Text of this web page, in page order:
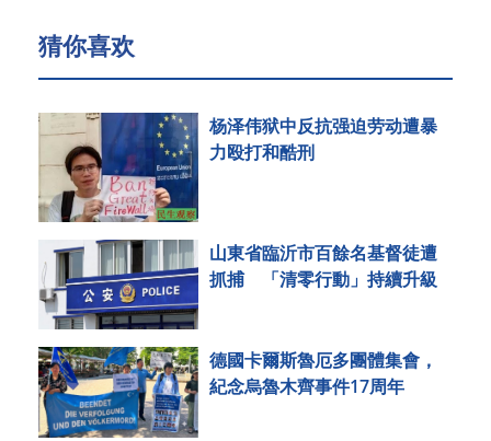
猜你喜欢
杨泽伟狱中反抗强迫劳动遭暴
力殴打和酷刑
山東省臨沂市百餘名基督徒遭
抓捕 「清零行動」持續升級
德國卡爾斯魯厄多團體集會，
紀念烏魯木齊事件17周年